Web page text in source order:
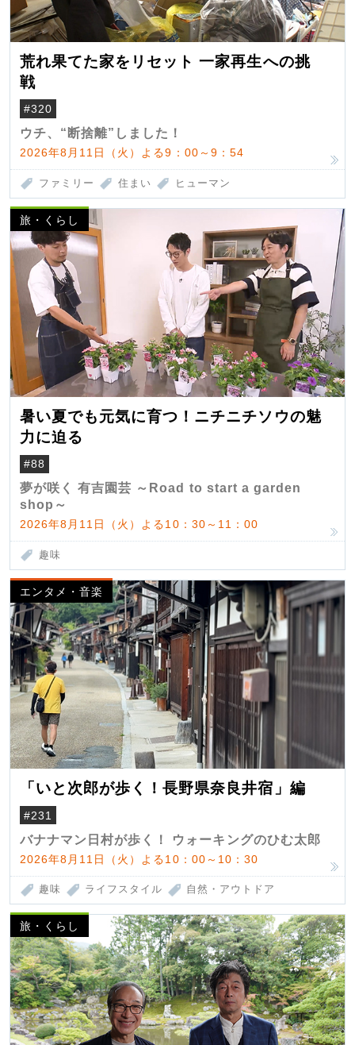
荒れ果てた家をリセット 一家再生への挑
戦
#320
ウチ、“断捨離”しました！
2026年8月11日（火）よる9：00～9：54
ファミリー 住まい ヒューマン
旅・くらし
暑い夏でも元気に育つ！ニチニチソウの魅
力に迫る
#88
夢が咲く 有吉園芸 ～Road to start a garden
shop～
2026年8月11日（火）よる10：30～11：00
趣味
エンタメ・音楽
「いと次郎が歩く！長野県奈良井宿」編
#231
バナナマン日村が歩く！ ウォーキングのひむ太郎
2026年8月11日（火）よる10：00～10：30
趣味 ライフスタイル 自然・アウトドア
旅・くらし